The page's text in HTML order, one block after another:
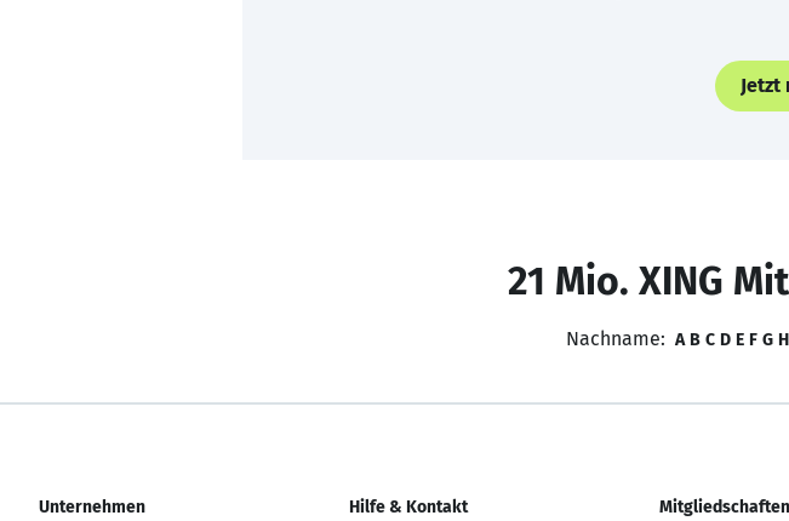
Jetzt
21 Mio. XING
Nachname: A B C D E F G H
Unternehmen Hilfe & Kontakt Mitgliedschaften